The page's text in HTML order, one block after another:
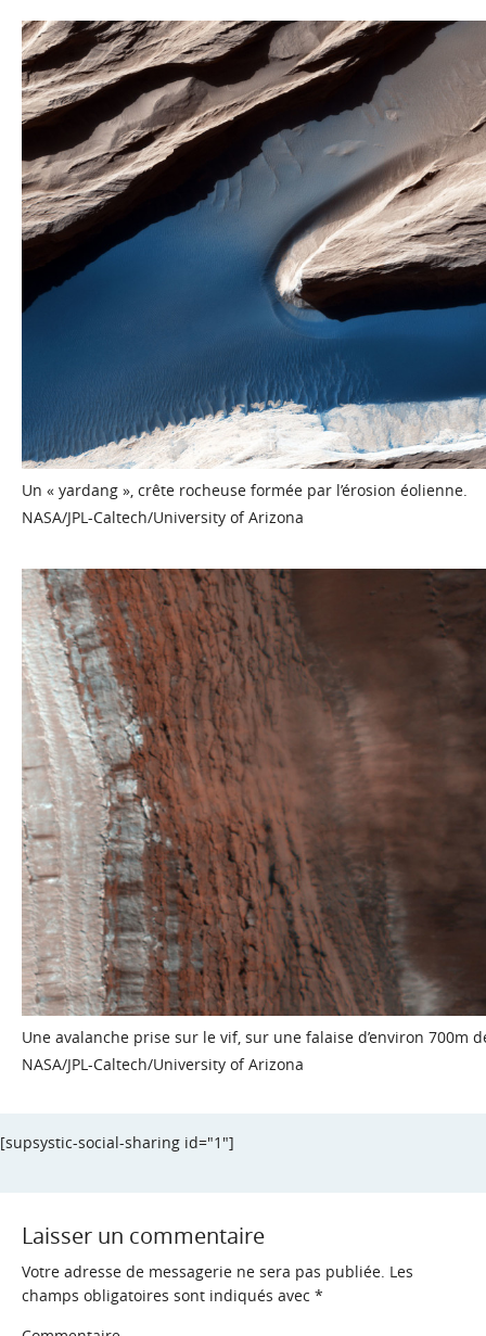
Un « yardang », crête rocheuse formée par l’érosion éolienne.
NASA/JPL-Caltech/University of Arizona
Une avalanche prise sur le vif, sur une falaise d’environ 700m
NASA/JPL-Caltech/University of Arizona
[supsystic-social-sharing id="1"]
Laisser un commentaire
Votre adresse de messagerie ne sera pas publiée. Les
champs obligatoires sont indiqués avec *